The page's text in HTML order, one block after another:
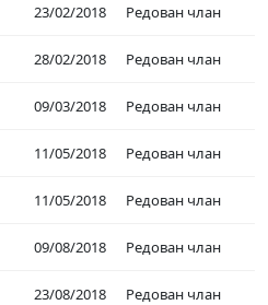
23/02/2018 Редован члан
28/02/2018 Редован члан
09/03/2018 Редован члан
11/05/2018 Редован члан
11/05/2018 Редован члан
09/08/2018 Редован члан
23/08/2018 Редован члан